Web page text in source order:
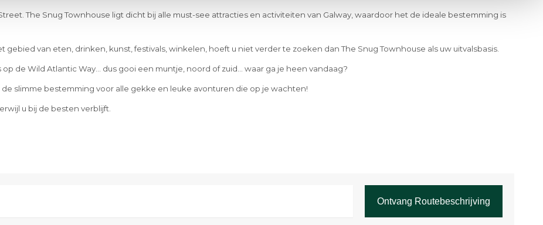
WAT U KUNT VERWACHTEN ETEN EN DRINKEN IN DE OMGEVING
NEEM CONTACT MET ONS OP
The Snug Townhouse ligt dicht bij alle must-see attracties en activiteiten van Galway, waardoor het de ideale bestemming is
van eten, drinken, kunst, festivals, winkelen, hoeft u niet verder te zoeken dan The Snug Townhouse als uw uitvalsbasis.
de Wild Atlantic Way... dus gooi een muntje, noord of zuid... waar ga je heen vandaag?
slimme bestemming voor alle gekke en leuke avonturen die op je wachten!
u bij de besten verblijft.